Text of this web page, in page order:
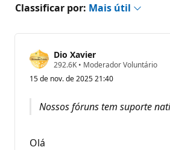
Classificar por: Mais útil
Dio Xavier
292.6K P
n
o
s
• Moderador Voluntário
15 de nov. de 2025 21:40
Nossos fóruns tem suporte
Olá